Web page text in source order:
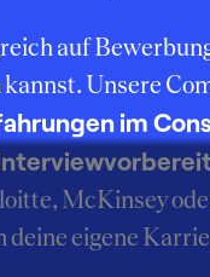
auf
Unsere
im
McKinsey
eigene